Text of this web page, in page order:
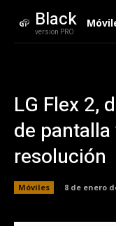
Black
version PRO
LG Flex 2,
de
resolución
Móviles 8 de enero